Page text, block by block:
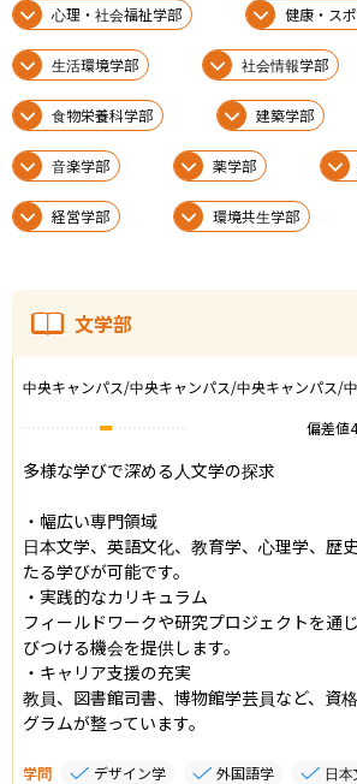
心理・社会福祉学部 健康・ス
生活環境学部 社会情報学部
食物栄養科学部 建築学部
音楽学部 薬学部
経営学部 環境共生学部
文学部
中央キャンパス/中央キャンパス/中央キャンパス/
偏差値
多様な学びで深める人文学の探求
・幅広い専門領域
日本文学、英語文化、教育学、心理学、歴
たる学びが可能です。
・実践的なカリキュラム
フィールドワークや研究プロジェクトを通
びつける機会を提供します。
・キャリア支援の充実
教員、図書館司書、博物館学芸員など、資
学問 デザイン学 外国語学 日